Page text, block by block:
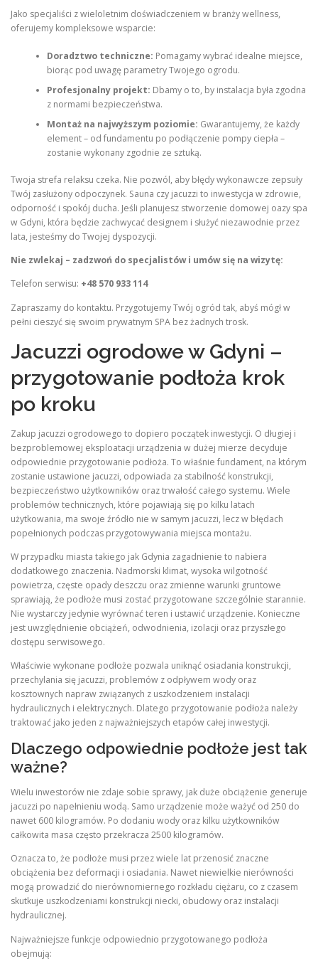
Jako specjaliści z wieloletnim doświadczeniem w branży wellness,
oferujemy kompleksowe wsparcie:
Doradztwo techniczne: Pomagamy wybrać idealne miejsce,
biorąc pod uwagę parametry Twojego ogrodu.
Profesjonalny projekt: Dbamy o to, by instalacja była zgodna
z normami bezpieczeństwa.
Montaż na najwyższym poziomie: Gwarantujemy, że każdy
element – od fundamentu po podłączenie pompy ciepła –
zostanie wykonany zgodnie ze sztuką.
Twoja strefa relaksu czeka. Nie pozwól, aby błędy wykonawcze zepsuły
Twój zasłużony odpoczynek. Sauna czy jacuzzi to inwestycja w zdrowie,
odporność i spokój ducha. Jeśli planujesz stworzenie domowej oazy spa
w Gdyni, która będzie zachwycać designem i służyć niezawodnie przez
lata, jesteśmy do Twojej dyspozycji.
Nie zwlekaj – zadzwoń do specjalistów i umów się na wizytę:
Telefon serwisu: +48 570 933 114
Zapraszamy do kontaktu. Przygotujemy Twój ogród tak, abyś mógł w
pełni cieszyć się swoim prywatnym SPA bez żadnych trosk.
Jacuzzi ogrodowe w Gdyni –
przygotowanie podłoża krok
po kroku
Zakup jacuzzi ogrodowego to dopiero początek inwestycji. O długiej i
bezproblemowej eksploatacji urządzenia w dużej mierze decyduje
odpowiednie przygotowanie podłoża. To właśnie fundament, na którym
zostanie ustawione jacuzzi, odpowiada za stabilność konstrukcji,
bezpieczeństwo użytkowników oraz trwałość całego systemu. Wiele
problemów technicznych, które pojawiają się po kilku latach
użytkowania, ma swoje źródło nie w samym jacuzzi, lecz w błędach
popełnionych podczas przygotowywania miejsca montażu.
W przypadku miasta takiego jak Gdynia zagadnienie to nabiera
dodatkowego znaczenia. Nadmorski klimat, wysoka wilgotność
powietrza, częste opady deszczu oraz zmienne warunki gruntowe
sprawiają, że podłoże musi zostać przygotowane szczególnie starannie.
Nie wystarczy jedynie wyrównać teren i ustawić urządzenie. Konieczne
jest uwzględnienie obciążeń, odwodnienia, izolacji oraz przyszłego
dostępu serwisowego.
Właściwie wykonane podłoże pozwala uniknąć osiadania konstrukcji,
przechylania się jacuzzi, problemów z odpływem wody oraz
kosztownych napraw związanych z uszkodzeniem instalacji
hydraulicznych i elektrycznych. Dlatego przygotowanie podłoża należy
traktować jako jeden z najważniejszych etapów całej inwestycji.
Dlaczego odpowiednie podłoże jest tak
ważne?
Wielu inwestorów nie zdaje sobie sprawy, jak duże obciążenie generuje
jacuzzi po napełnieniu wodą. Samo urządzenie może ważyć od 250 do
nawet 600 kilogramów. Po dodaniu wody oraz kilku użytkowników
całkowita masa często przekracza 2500 kilogramów.
Oznacza to, że podłoże musi przez wiele lat przenosić znaczne
obciążenia bez deformacji i osiadania. Nawet niewielkie nierówności
mogą prowadzić do nierównomiernego rozkładu ciężaru, co z czasem
skutkuje uszkodzeniami konstrukcji niecki, obudowy oraz instalacji
hydraulicznej.
Najważniejsze funkcje odpowiednio przygotowanego podłoża
obejmują: